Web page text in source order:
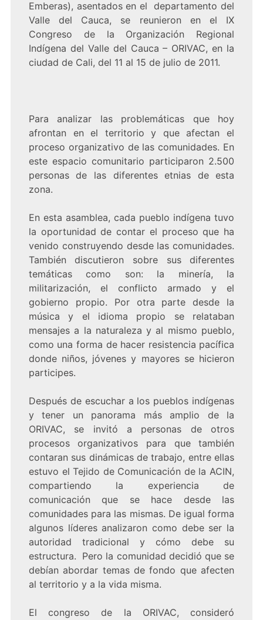
Emberas), asentados en el departamento del
Valle del Cauca, se reunieron en el IX
Congreso de la Organización Regional
Indígena del Valle del Cauca – ORIVAC, en la
ciudad de Cali, del 11 al 15 de julio de 2011.
Para analizar las problemáticas que hoy
afrontan en el territorio y que afectan el
proceso organizativo de las comunidades. En
este espacio comunitario participaron 2.500
personas de las diferentes etnias de esta
zona.
En esta asamblea, cada pueblo indígena tuvo
la oportunidad de contar el proceso que ha
venido construyendo desde las comunidades.
También discutieron sobre sus diferentes
temáticas como son: la minería, la
militarización, el conflicto armado y el
gobierno propio. Por otra parte desde la
música y el idioma propio se relataban
mensajes a la naturaleza y al mismo pueblo,
como una forma de hacer resistencia pacífica
donde niños, jóvenes y mayores se hicieron
participes.
Después de escuchar a los pueblos indígenas
y tener un panorama más amplio de la
ORIVAC, se invitó a personas de otros
procesos organizativos para que también
contaran sus dinámicas de trabajo, entre ellas
estuvo el Tejido de Comunicación de la ACIN,
compartiendo la experiencia de
comunicación que se hace desde las
comunidades para las mismas. De igual forma
algunos líderes analizaron como debe ser la
autoridad tradicional y cómo debe su
estructura. Pero la comunidad decidió que se
debían abordar temas de fondo que afecten
al territorio y a la vida misma.
El congreso de la ORIVAC, consideró